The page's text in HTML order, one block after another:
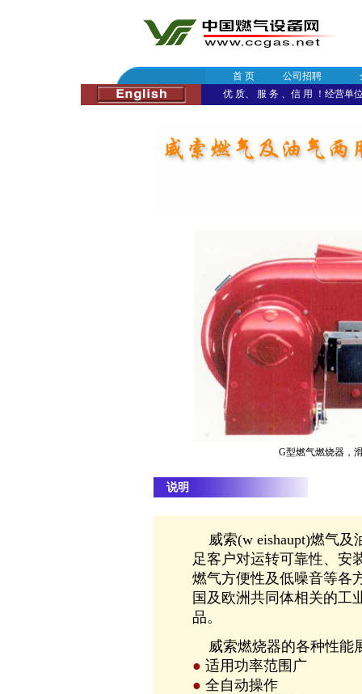
首 页 公司招聘
优 质、 服 务 、信 用 ！经营单
G型燃气燃烧器，
说明
威索(w eishaupt)燃气及
足客户对运转可靠性、安
燃气方便性及低噪音等各
国及欧洲共同体相关的工
品。
威索燃烧器的各种性能
● 适用功率范围广
● 全自动操作